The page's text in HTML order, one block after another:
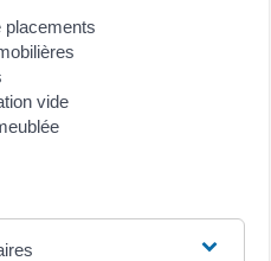
placements
vide